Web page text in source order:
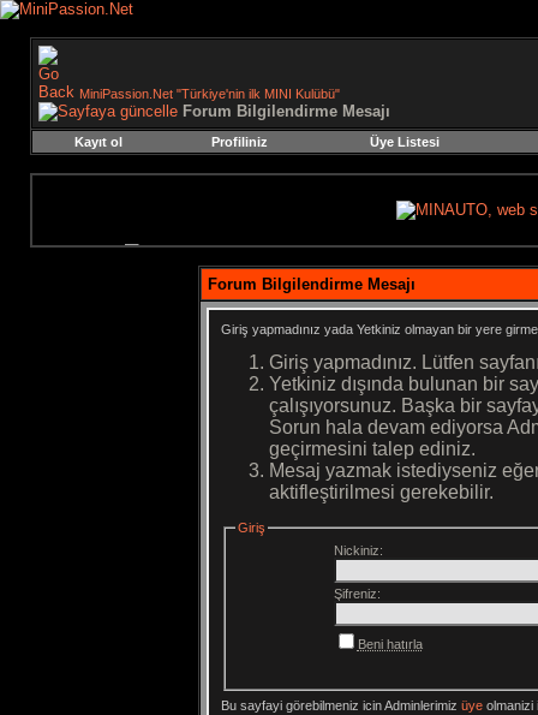
MiniPassion.Net "Türkiye'nin ilk MINI Kulübü"
Forum Bilgilendirme Mesajı
Kayıt ol Profiliniz Üye Listesi
Forum Bilgilendirme Mesajı
Giriş yapmadınız yada Yetkiniz olmayan bir yere
Giriş yapmadınız. Lütfen
Yetkiniz dışında bulunan bir
çalışıyorsunuz. Başka bir
Sorun hala devam ediyorsa
geçirmesini talep ediniz.
Mesaj yazmak istediyseniz
aktifleştirilmesi gerekebilir.
Giriş
Nickiniz:
Şifreniz:
Beni hatırla
Bu sayfayi görebilmeniz icin Adminlerimiz üyeolmanizi